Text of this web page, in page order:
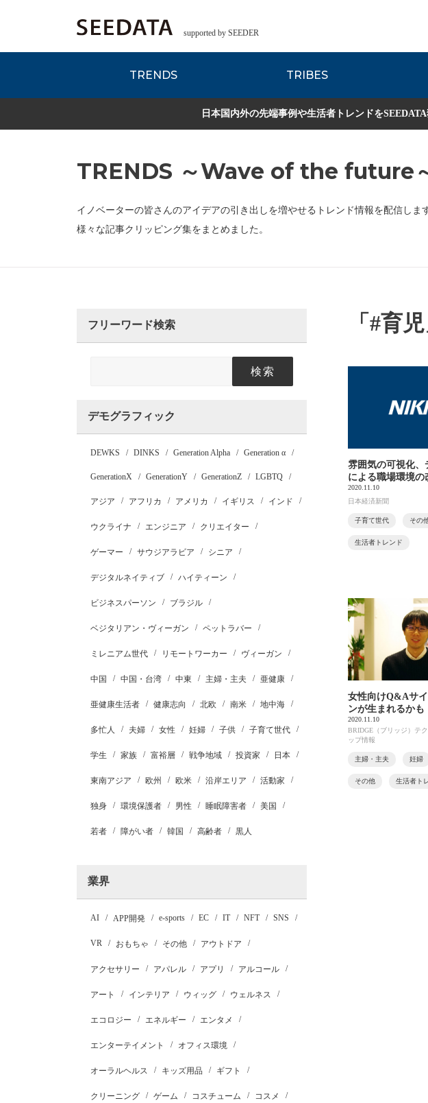
supported by SEEDER
TRENDS TRIBES
EDITORIAL REPORT Zsレポート 流通レポート
各種データのご紹介
日本国内外の先端事例や生活者トレンドを
TRENDS ～Wave of the future
イノベーターの皆さんのアイデアの引き出しを増やせるトレンド情報を配信しま
様々な記事クリッピング集をまとめました。
フリーワード検索
検索
デモグラフィック
DEWKS DINKS Generation Alpha Generation α
GenerationX GenerationY GenerationZ LGBTQ
アジア アフリカ アメリカ イギリス インド
ウクライナ エンジニア クリエイター
ゲーマー サウジアラビア シニア
デジタルネイティブ ハイティーン
ビジネスパーソン ブラジル
ベジタリアン・ヴィーガン ペットラバー
ミレニアム世代 リモートワーカー ヴィーガン
中国 中国・台湾 中東 主婦・主夫 亜健康
亜健康生活者 健康志向 北欧 南米 地中海
多忙人 夫婦 女性 妊婦 子供 子育て世代
学生 家族 富裕層 戦争地域 投資家 日本
東南アジア 欧州 欧米 沿岸エリア 活動家
独身 環境保護者 男性 睡眠障害者 美国
若者 障がい者 韓国 高齢者 黒人
業界
AI APP開発 e-sports EC IT NFT SNS
VR おもちゃ その他 アウトドア
アクセサリー アパレル アプリ アルコール
アート インテリア ウィッグ ウェルネス
エコロジー エネルギー エンタメ
エンターテイメント オフィス環境
オーラルヘルス キッズ用品 ギフト
クリーニング ゲーム コスチューム コスメ
「#育
雰囲気の可視化、
による職場環境の
2020.11.10
日本経済新聞
子育て世代 その
生活者トレンド
女性向けQ&Aサ
ンが生まれるかも
2020.11.10
BRIDGE（ブリッジ）テ
ップ情報
主婦・主夫 妊婦
その他 生活者ト